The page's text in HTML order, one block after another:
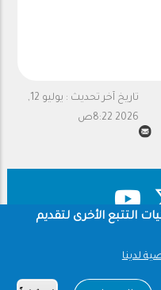
تاريخ آخر تحديث :
يوليو 12,
2026 8:22ص
التتبع الأخرى لتقديم
لدينا